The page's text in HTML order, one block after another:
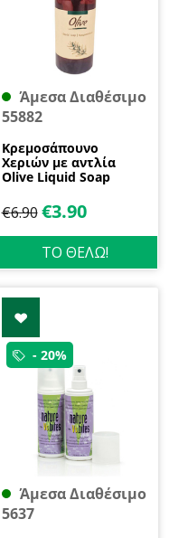
Άμεσα Διαθέσιμο
55882
Κρεμοσάπουνο
Χεριών με αντλία
Olive Liquid Soap
€6.90 €3.90
ΤΟ ΘΕΛΩ!
- 20%
Άμεσα Διαθέσιμο
5637